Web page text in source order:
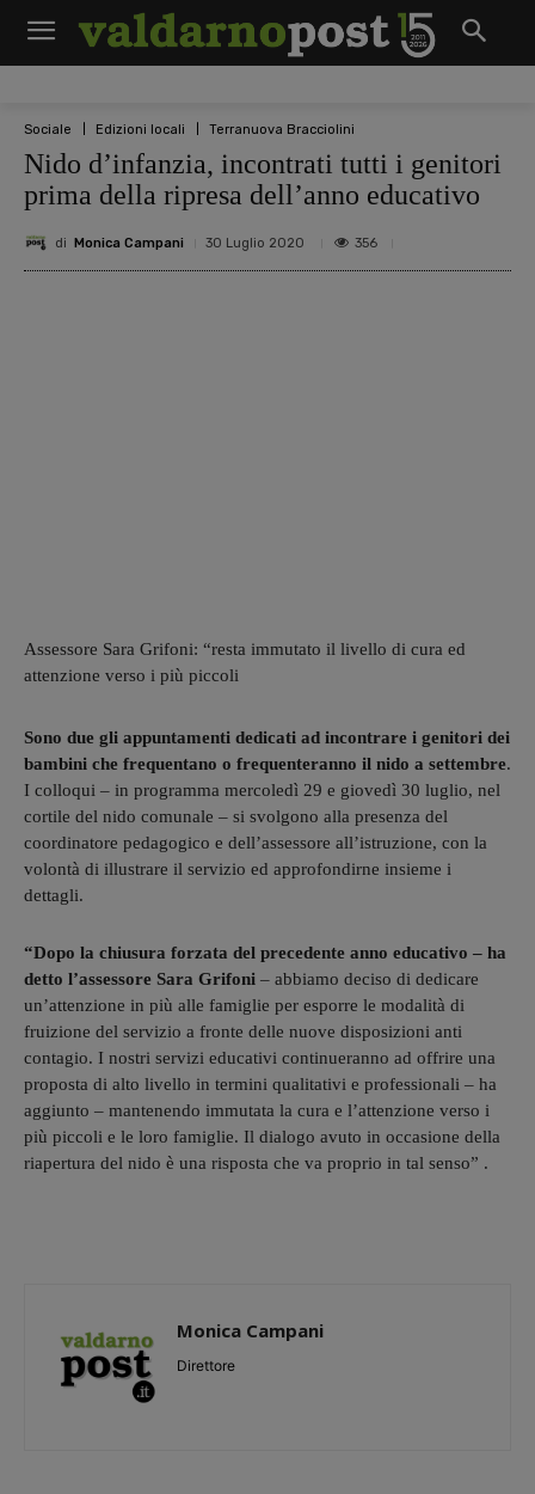
Sociale Edizioni locali Terranuova Bracciolini
Nido d’infanzia, incontrati tutti i genitori
prima della ripresa dell’anno educativo
di Monica Campani 30 Luglio 2020 356
Assessore Sara Grifoni: “resta immutato il livello di cura ed
attenzione verso i più piccoli
Sono due gli appuntamenti dedicati ad incontrare i genitori dei
bambini che frequentano o frequenteranno il nido a settembre.
I colloqui – in programma mercoledì 29 e giovedì 30 luglio, nel
cortile del nido comunale – si svolgono alla presenza del
coordinatore pedagogico e dell’assessore all’istruzione, con la
volontà di illustrare il servizio ed approfondirne insieme i
dettagli.
“Dopo la chiusura forzata del precedente anno educativo – ha
detto l’assessore Sara Grifoni – abbiamo deciso di dedicare
un’attenzione in più alle famiglie per esporre le modalità di
fruizione del servizio a fronte delle nuove disposizioni anti
contagio. I nostri servizi educativi continueranno ad offrire una
proposta di alto livello in termini qualitativi e professionali – ha
aggiunto – mantenendo immutata la cura e l’attenzione verso i
più piccoli e le loro famiglie. Il dialogo avuto in occasione della
riapertura del nido è una risposta che va proprio in tal senso” .
Monica Campani
Direttore